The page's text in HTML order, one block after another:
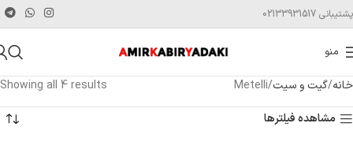
پشتیبانی 02133931517
منو
خانه گیت و سیت Metelli
Showing all 4 results
مشاهده فیلترها